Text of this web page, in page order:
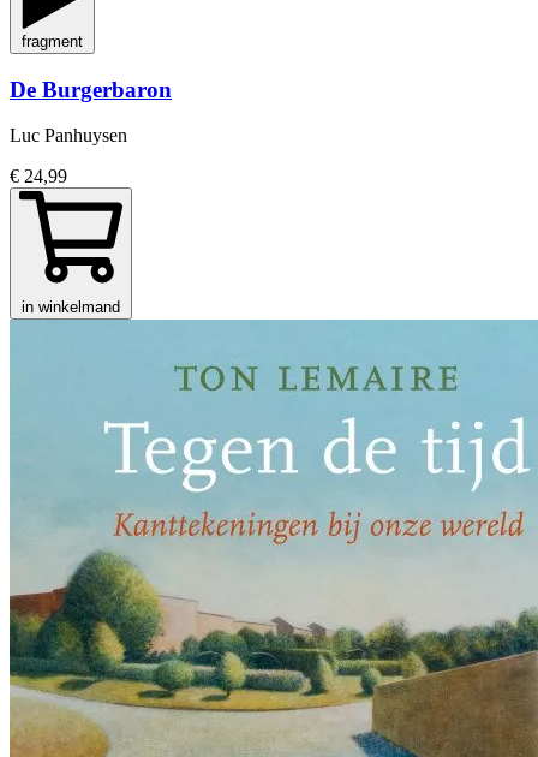
fragment
De Burgerbaron
Luc Panhuysen
€ 24,99
in winkelmand